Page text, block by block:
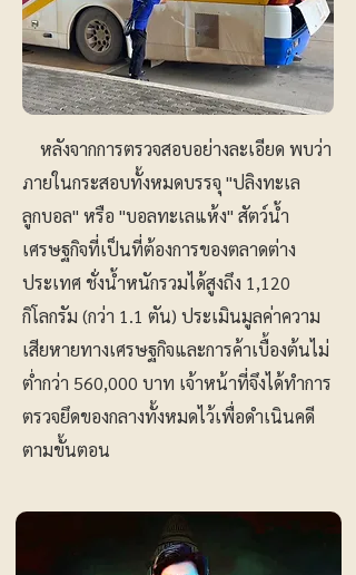
หลังจากการตรวจสอบอย่างละเอียด พบว่า
ภายในกระสอบทั้งหมดบรรจุ "ปลิงทะเล
ลูกบอล" หรือ "บอลทะเลแห้ง" สัตว์น้ำ
เศรษฐกิจที่เป็นที่ต้องการของตลาดต่าง
ประเทศ ชั่งน้ำหนักรวมได้สูงถึง 1,120
กิโลกรัม (กว่า 1.1 ตัน) ประเมินมูลค่าความ
เสียหายทางเศรษฐกิจและการค้าเบื้องต้นไม่
ต่ำกว่า 560,000 บาท เจ้าหน้าที่จึงได้ทำการ
ตรวจยึดของกลางทั้งหมดไว้เพื่อดำเนินคดี
ตามขั้นตอน